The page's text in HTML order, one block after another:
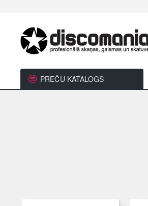
PREČU KATALOGS